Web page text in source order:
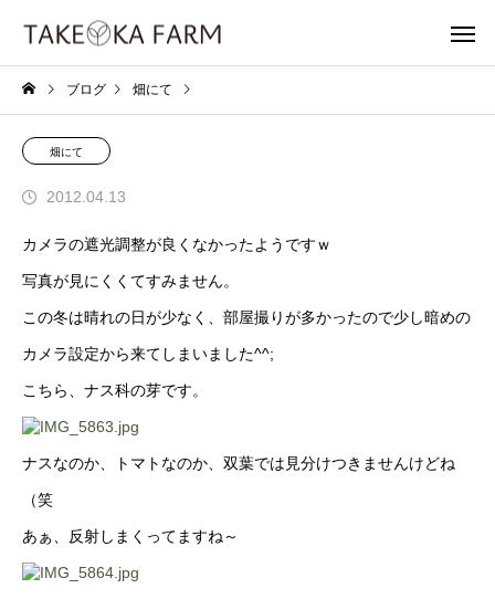
ブログ 畑にて
畑にて
2012.04.13
カメラの遮光調整が良くなかったようですｗ
写真が見にくくてすみません。
この冬は晴れの日が少なく、部屋撮りが多かったので少し暗めの
カメラ設定から来てしまいました^^;
こちら、ナス科の芽です。
ナスなのか、トマトなのか、双葉では見分けつきませんけどね
（笑
あぁ、反射しまくってますね～